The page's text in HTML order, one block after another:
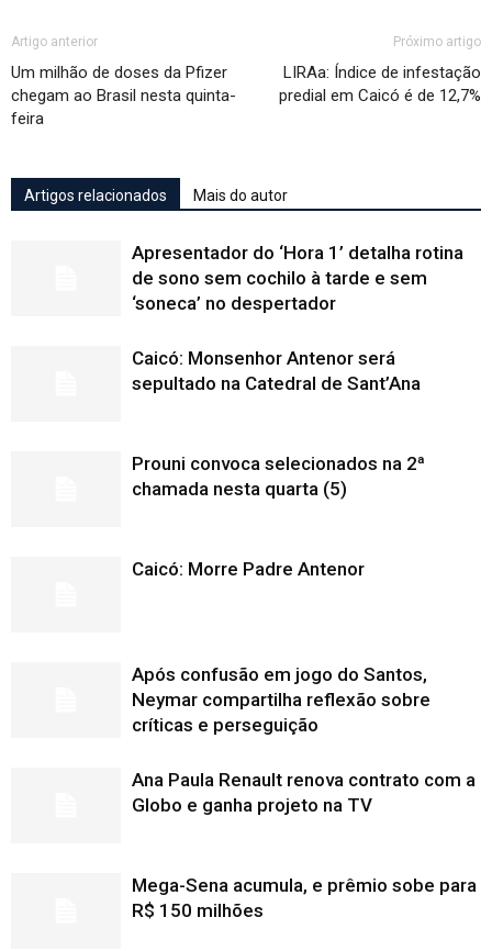
Artigo anterior
Um milhão de doses da Pfizer
chegam ao Brasil nesta quinta-
feira
Próximo artigo
LIRAa: Índice de infestação
predial em Caicó é de 12,7%
Artigos relacionados Mais do autor
Apresentador do ‘Hora 1’ detalha rotina
de sono sem cochilo à tarde e sem
‘soneca’ no despertador
Caicó: Monsenhor Antenor será
sepultado na Catedral de Sant’Ana
Prouni convoca selecionados na 2ª
chamada nesta quarta (5)
Caicó: Morre Padre Antenor
Após confusão em jogo do Santos,
Neymar compartilha reflexão sobre
críticas e perseguição
Ana Paula Renault renova contrato com a
Globo e ganha projeto na TV
Mega-Sena acumula, e prêmio sobe para
R$ 150 milhões